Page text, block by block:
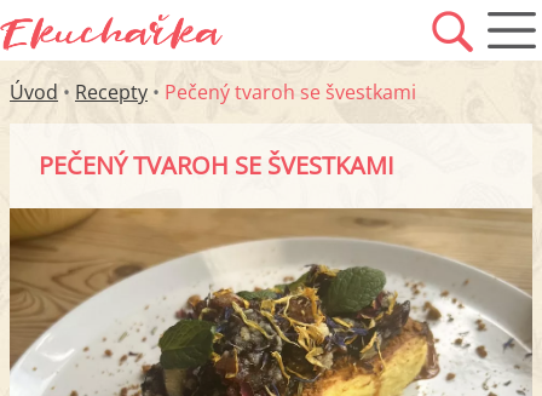
Úvod • Recepty • Pečený tvaroh se švestkami
PEČENÝ TVAROH SE ŠVESTKAMI